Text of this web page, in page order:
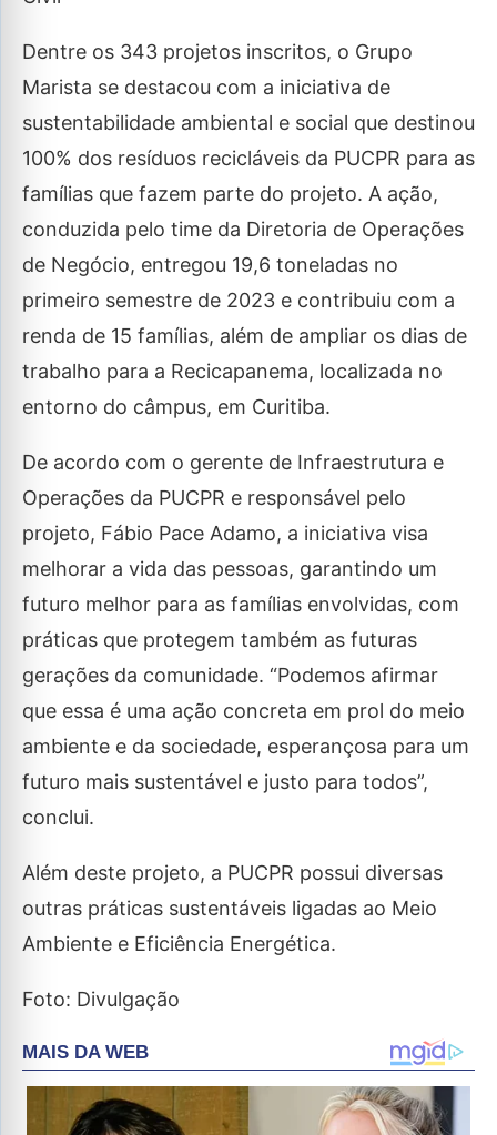
Dentre os 343 projetos inscritos, o Grupo
Marista se destacou com a iniciativa de
sustentabilidade ambiental e social que destinou
100% dos resíduos recicláveis da PUCPR para as
famílias que fazem parte do projeto. A ação,
conduzida pelo time da Diretoria de Operações
de Negócio, entregou 19,6 toneladas no
primeiro semestre de 2023 e contribuiu com a
renda de 15 famílias, além de ampliar os dias de
trabalho para a Recicapanema, localizada no
entorno do câmpus, em Curitiba.
De acordo com o gerente de Infraestrutura e
Operações da PUCPR e responsável pelo
projeto, Fábio Pace Adamo, a iniciativa visa
melhorar a vida das pessoas, garantindo um
futuro melhor para as famílias envolvidas, com
práticas que protegem também as futuras
gerações da comunidade. “Podemos afirmar
que essa é uma ação concreta em prol do meio
ambiente e da sociedade, esperançosa para um
futuro mais sustentável e justo para todos”,
conclui.
Além deste projeto, a PUCPR possui diversas
outras práticas sustentáveis ligadas ao Meio
Ambiente e Eficiência Energética.
Foto: Divulgação